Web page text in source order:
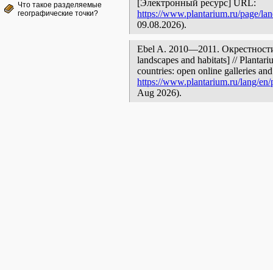
Что такое разделяемые
географические точки?
[Электронный ресурс] URL:
https://www.plantarium.ru/page/
09.08.2026).
Ebel A. 2010—2011.
landscapes and habitats] //
countries: open online galleries
https://www.plantarium.ru/lang/
Aug 2026).